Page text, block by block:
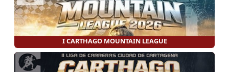
I CARTHAGO MOUNTAIN LEAGUE